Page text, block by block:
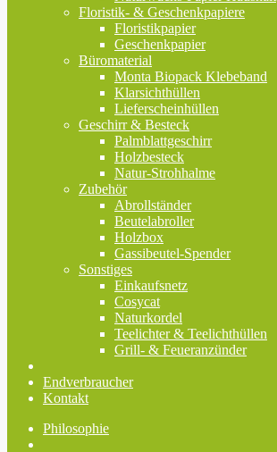
Floristik- & Geschenkpapiere
Floristikpapier
Geschenkpapier
Büromaterial
Monta Biopack Klebeband
Klarsichthüllen
Lieferscheinhüllen
Geschirr & Besteck
Palmblattgeschirr
Holzbesteck
Natur-Strohhalme
Zubehör
Abrollständer
Beutelabroller
Holzbox
Gassibeutel-Spender
Sonstiges
Einkaufsnetz
Cosycat
Naturkordel
Teelichter & Teelichthüllen
Grill- & Feueranzünder
Endverbraucher
Kontakt
Philosophie